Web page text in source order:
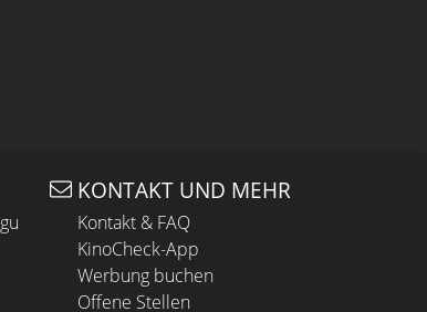
KONTAKT UND MEHR
Kontakt & FAQ
KinoCheck-App
Werbung buchen
Offene Stellen